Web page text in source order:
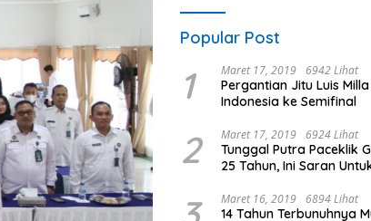
Popular Post
1 Maret 17, 2019 6942 Lihat
Pergantian Jitu Luis
Indonesia ke Semifinal
2 Maret 17, 2019 6924 Lihat
Tunggal Putra Paceklik
25 Tahun, Ini Saran
Maret 16, 2019 6894 Lihat
14 Tahun Terbunuhnya